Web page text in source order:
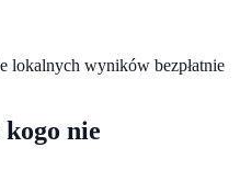
lokalnych wyników bezpłatnie
nie